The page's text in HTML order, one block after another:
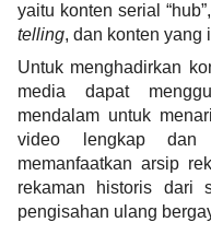
yaitu konten serial
telling, dan konten yang
Untuk menghadirkan
media dapat
mendalam untuk
video lengkap
memanfaatkan arsip
rekaman historis dari
pengisahan ulang